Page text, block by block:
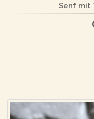
Senf mit